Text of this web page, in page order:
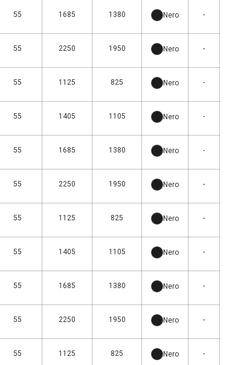
55 1685 1380 Nero -
55 2250 1950 Nero -
55 1125 825 Nero -
55 1405 1105 Nero -
55 1685 1380 Nero -
55 2250 1950 Nero -
55 1125 825 Nero -
55 1405 1105 Nero -
55 1685 1380 Nero -
55 2250 1950 Nero -
55 1125 825 Nero -